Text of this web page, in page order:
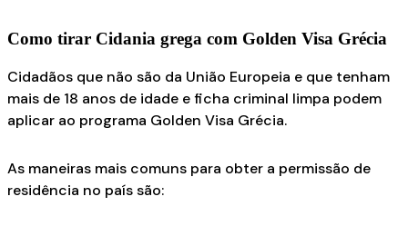
Como tirar Cidania grega com Golden Visa Grécia
Cidadãos que não são da União Europeia e que tenham
mais de 18 anos de idade e ficha criminal limpa podem
aplicar ao programa Golden Visa Grécia.
As maneiras mais comuns para obter a permissão de
residência no país são: